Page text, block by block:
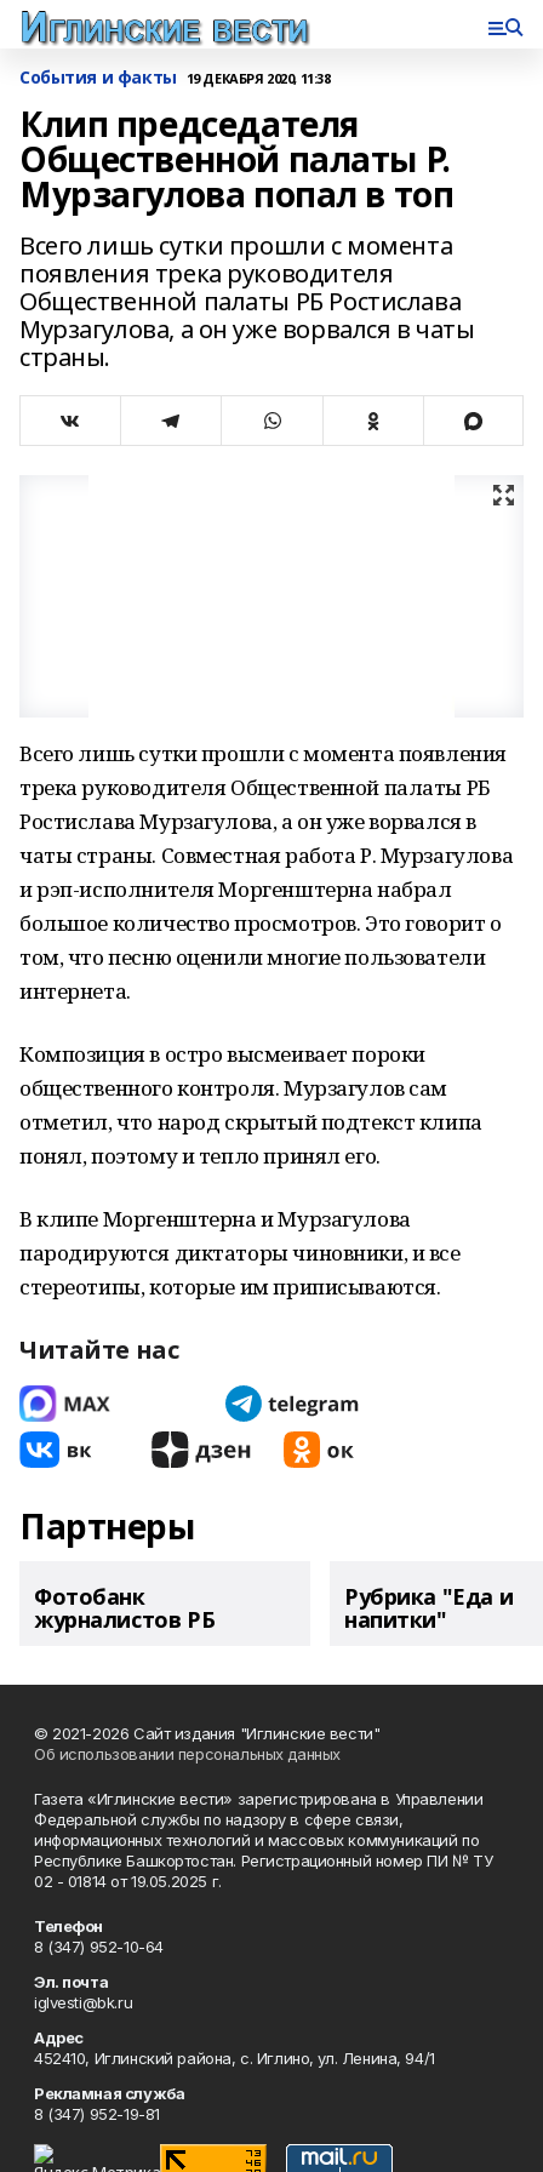
События и факты 19 ДЕКАБРЯ 2020, 11:38
Клип председателя
Общественной палаты Р.
Мурзагулова попал в топ
Всего лишь сутки прошли с момента
появления трека руководителя
Общественной палаты РБ Ростислава
Мурзагулова, а он уже ворвался в чаты
страны.
Всего лишь сутки прошли с момента появления
трека руководителя Общественной палаты РБ
Ростислава Мурзагулова, а он уже ворвался в
чаты страны. Совместная работа Р. Мурзагулова
и рэп-исполнителя Моргенштерна набрал
большое количество просмотров. Это говорит о
том, что песню оценили многие пользователи
интернета.
Композиция в остро высмеивает пороки
общественного контроля. Мурзагулов сам
отметил, что народ скрытый подтекст клипа
понял, поэтому и тепло принял его.
В клипе Моргенштерна и Мурзагулова
пародируются диктаторы чиновники, и все
стереотипы, которые им приписываются.
Читайте нас
Партнеры
Фотобанк
журналистов РБ
Рубрика "Еда и
напитки"
© 2021-2026 Сайт издания "Иглинские вести"
Об использовании персональных данных
Газета «Иглинские вести» зарегистрирована в Управлении
Федеральной службы по надзору в сфере связи,
информационных технологий и массовых коммуникаций по
Республике Башкортостан. Регистрационный номер ПИ № ТУ
02 - 01814 от 19.05.2025 г.
Телефон
8 (347) 952-10-64
Эл. почта
iglvesti@bk.ru
Адрес
452410, Иглинский района, с. Иглино, ул. Ленина, 94/1
Рекламная служба
8 (347) 952-19-81